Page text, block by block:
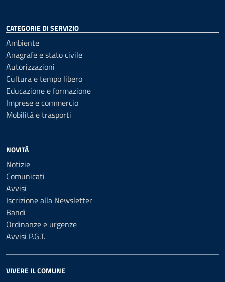
CATEGORIE DI SERVIZIO
Ambiente
Anagrafe e stato civile
Autorizzazioni
Cultura e tempo libero
Educazione e formazione
Imprese e commercio
Mobilità e trasporti
NOVITÀ
Notizie
Comunicati
Avvisi
Iscrizione alla Newsletter
Bandi
Ordinanze e urgenze
Avvisi P.G.T.
VIVERE IL COMUNE